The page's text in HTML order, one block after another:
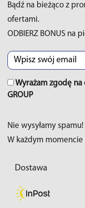
Bądź na bieżąco z
ofertami.
ODBIERZ BONUS na
Wyrażam zgodę
GROUP
Nie wysyłamy spamu!
W każdym
Dostawa